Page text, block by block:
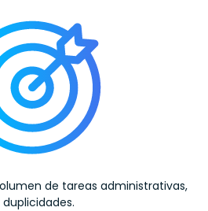
de tareas administrativas,